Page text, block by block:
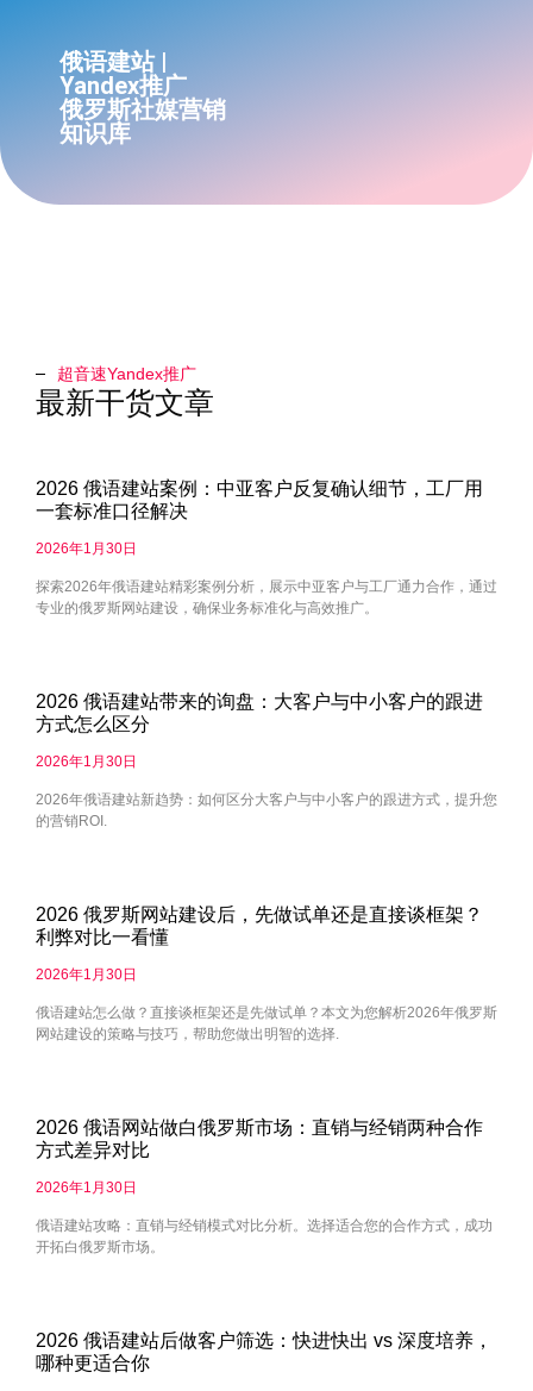
俄语建站 |
Yandex推广
俄罗斯社媒营销
知识库
超音速Yandex推广​
最新干货文章
2026 俄语建站案例：中亚客户反复确认细节，工厂用
一套标准口径解决
2026年1月30日
探索2026年俄语建站精彩案例分析，展示中亚客户与工厂通力合作，通过
专业的俄罗斯网站建设，确保业务标准化与高效推广。
2026 俄语建站带来的询盘：大客户与中小客户的跟进
方式怎么区分
2026年1月30日
2026年俄语建站新趋势：如何区分大客户与中小客户的跟进方式，提升您
的营销ROI.
2026 俄罗斯网站建设后，先做试单还是直接谈框架？
利弊对比一看懂
2026年1月30日
俄语建站怎么做？直接谈框架还是先做试单？本文为您解析2026年俄罗斯
网站建设的策略与技巧，帮助您做出明智的选择.
2026 俄语网站做白俄罗斯市场：直销与经销两种合作
方式差异对比
2026年1月30日
俄语建站攻略：直销与经销模式对比分析。选择适合您的合作方式，成功
开拓白俄罗斯市场。
2026 俄语建站后做客户筛选：快进快出 vs 深度培养，
哪种更适合你